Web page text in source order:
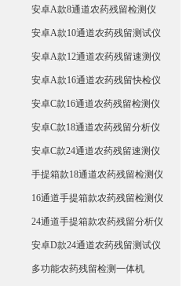
安卓A款8通道农药残留检测仪
安卓A款10通道农药残留测试仪
安卓A款12通道农药残留速测仪
安卓A款16通道农药残留快检仪
安卓C款16通道农药残留检测仪
安卓C款18通道农药残留分析仪
安卓C款24通道农药残留速测仪
手提箱款18通道农药残留检测仪
16通道手提箱款农药残留检测仪
24通道手提箱款农药残留分析仪
安卓D款24通道农药残留测试仪
多功能农药残留检测一体机